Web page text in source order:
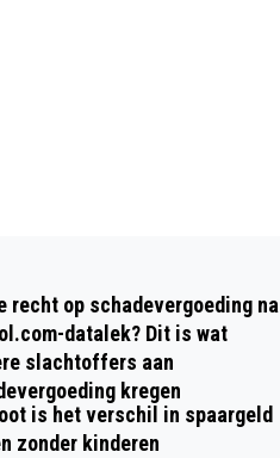
recht op schadevergoeding na
datalek? Dit is wat
slachtoffers aan
kregen
is het verschil in spaargeld
zonder kinderen